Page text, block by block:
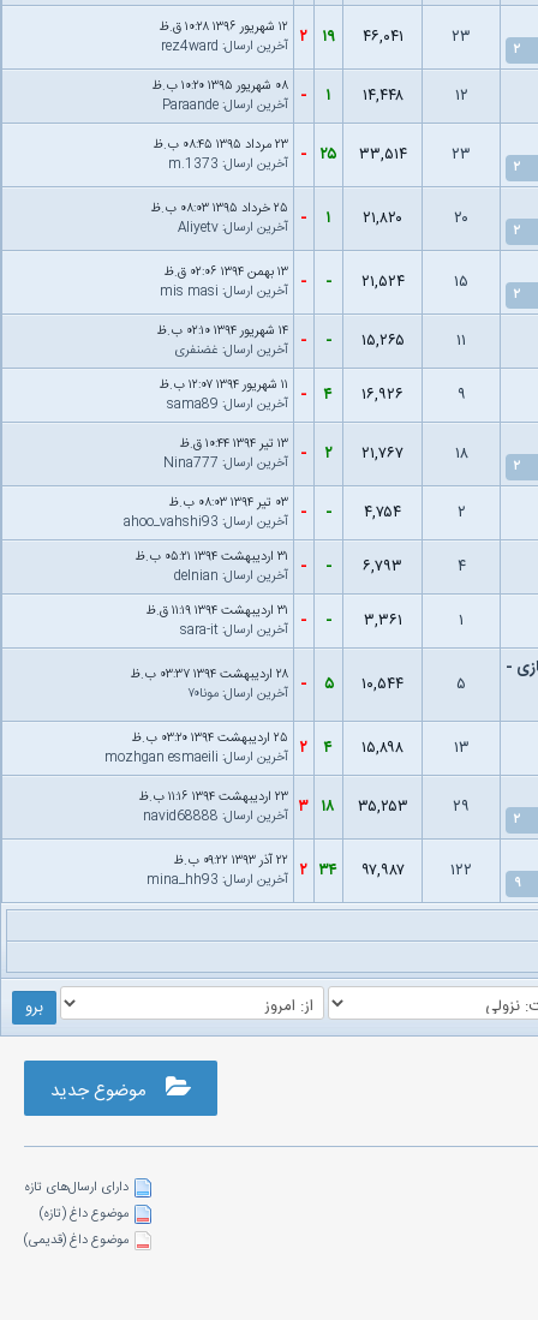
۲ ۲۳ ۴۶,۰۴۱ ۱۹ ۲
۱۲ شهریور ۱۳۹۶ ۱۰:۲۸ ق.ظ
آخرین ارسال:
rez4ward
۱۲ ۱۴,۴۴۸ -
۰۸ شهریور ۱۳۹۵ ۱۰:۲۰ ب.ظ
آخرین ارسال:
Paraande
۲ ۲۳ ۳۳,۵۱۴ ۲۵ -
۲۳ مرداد ۱۳۹۵ ۰۸:۴۵ ب.ظ
آخرین ارسال:
m.1373
۲ ۲۰ ۲۱,۸۲۰ -
۲۵ خرداد ۱۳۹۵ ۰۸:۰۳ ب.ظ
آخرین ارسال:
Aliyetv
۲ ۱۵ ۲۱,۵۲۴ -
-
۱۳ بهمن ۱۳۹۴ ۰۲:۰۶ ق.ظ
آخرین ارسال:
mis masi
۱۱ ۱۵,۲۶۵ -
-
۱۴ شهریور ۱۳۹۴ ۰۲:۱۰ ب.ظ
آخرین ارسال:غضنفری
۹ ۱۶,۹۲۶ ۴ -
۱۱ شهریور ۱۳۹۴ ۱۲:۰۷ ب.ظ
آخرین ارسال:
sama89
۲ ۱۸ ۲۱,۷۶۷ ۲ -
۱۳ تیر ۱۳۹۴ ۱۰:۴۴ ق.ظ
آخرین ارسال:
Nina777
۲ ۴,۷۵۴ -
-
۰۳ تیر ۱۳۹۴ ۰۸:۰۳ ب.ظ
آخرین ارسال:
ahoo_vahshi93
۴ ۶,۷۹۳ -
-
۳۱ اردیبهشت ۱۳۹۴ ۰۵:۲۱ ب.ظ
آخرین ارسال:
delnian
۳,۳۶۱ -
-
۳۱ اردیبهشت ۱۳۹۴ ۱۱:۱۹ ق.ظ
آخرین ارسال:
sara-it
-
۵ ۱۰,۵۴۴ ۵ -
۲۸ اردیبهشت ۱۳۹۴ ۰۳:۳۷ ب.ظ
آخرین ارسال:مونا۷۰
۱۳ ۱۵,۸۹۸ ۴ ۲
۲۵ اردیبهشت ۱۳۹۴ ۰۳:۲۰ ب.ظ
آخرین ارسال:
mozhgan esmaeili
۲ ۲۹ ۳۵,۲۵۳ ۱۸ ۳
۲۳ اردیبهشت ۱۳۹۴ ۱۱:۱۶ ب.ظ
آخرین ارسال:
navid68888
۹ ۱۲۲ ۹۷,۹۸۷ ۳۴ ۲
۲۲ آذر ۱۳۹۳ ۰۹:۲۲ ب.ظ
آخرین ارسال:
mina_hh93
موضوع جدید
دارای ارسال‌های تازه‌
موضوع داغ (تازه‌)
موضوع داغ (قدیمی)